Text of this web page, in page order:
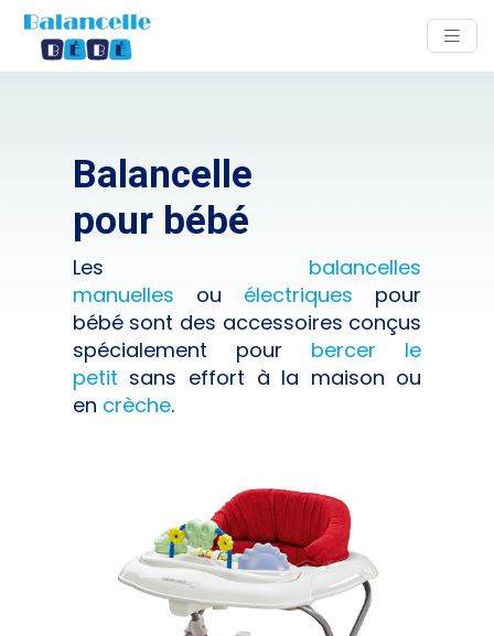
Balancelle
pour bébé
Les balancelles
manuelles ou électriques pour
bébé sont des accessoires conçus
spécialement pour bercer le
petit sans effort à la maison ou
en crèche.